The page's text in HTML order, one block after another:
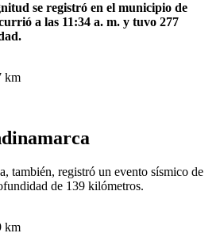
se registró en el municipio de
a las 11:34 a. m. y tuvo 277
km
también, registró un evento sísmico de
de 139 kilómetros.
km